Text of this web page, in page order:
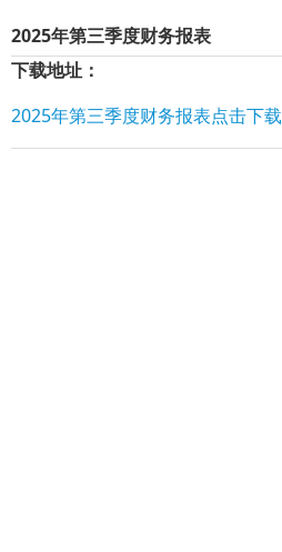
2025年第三季度财务报表
下载地址：
2025年第三季度财务报表点击下载